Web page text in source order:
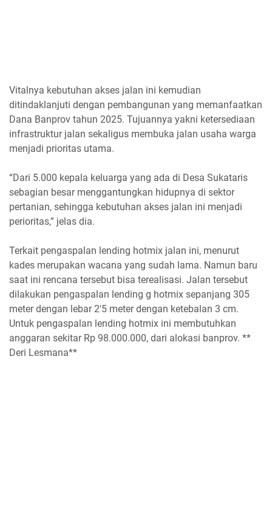
Vitalnya kebutuhan akses jalan ini kemudian
ditindaklanjuti dengan pembangunan yang memanfaatkan
Dana Banprov tahun 2025. Tujuannya yakni ketersediaan
infrastruktur jalan sekaligus membuka jalan usaha warga
menjadi prioritas utama.
“Dari 5.000 kepala keluarga yang ada di Desa Sukataris
sebagian besar menggantungkan hidupnya di sektor
pertanian, sehingga kebutuhan akses jalan ini menjadi
perioritas,” jelas dia.
Terkait pengaspalan lending hotmix jalan ini, menurut
kades merupakan wacana yang sudah lama. Namun baru
saat ini rencana tersebut bisa terealisasi. Jalan tersebut
dilakukan pengaspalan lending g hotmix sepanjang 305
meter dengan lebar 2'5 meter dengan ketebalan 3 cm.
Untuk pengaspalan lending hotmix ini membutuhkan
anggaran sekitar Rp 98.000.000, dari alokasi banprov. **
Deri Lesmana**